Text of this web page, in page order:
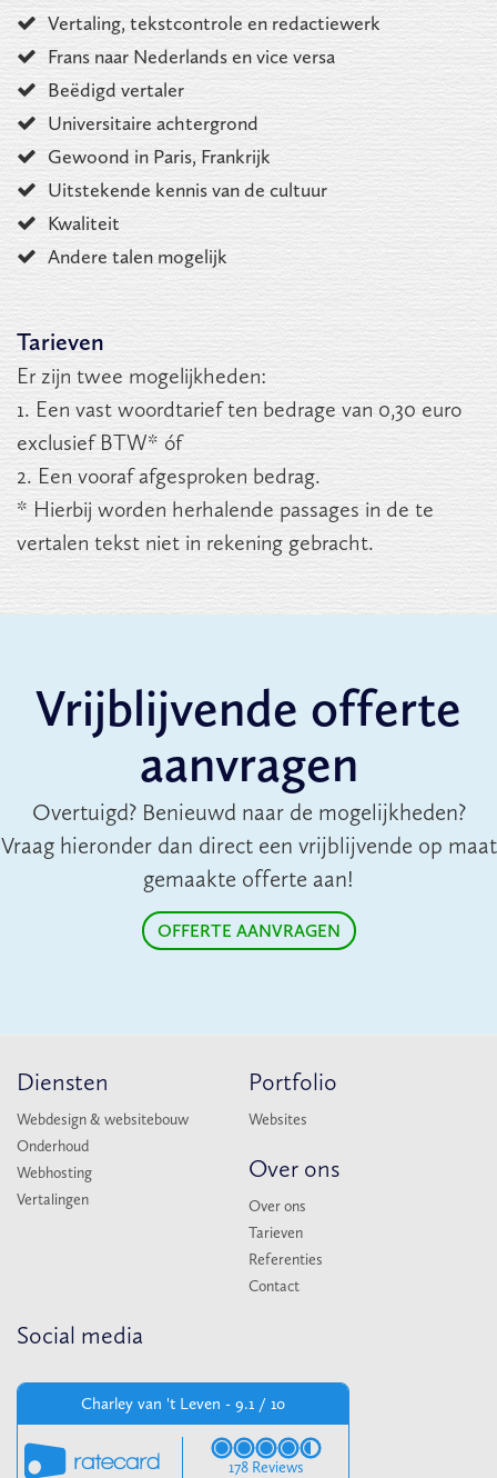
Vertaling, tekstcontrole en redactiewerk
Frans naar Nederlands en vice versa
Beëdigd vertaler
Universitaire achtergrond
Gewoond in Paris, Frankrijk
Uitstekende kennis van de cultuur
Kwaliteit
Andere talen mogelijk
Tarieven
Er zijn twee mogelijkheden:
1. Een vast woordtarief ten bedrage van 0,30 euro
exclusief BTW* óf
2. Een vooraf afgesproken bedrag.
* Hierbij worden herhalende passages in de te
vertalen tekst niet in rekening gebracht.
Vrijblijvende offerte
aanvragen
Overtuigd? Benieuwd naar de mogelijkheden?
Vraag hieronder dan direct een vrijblijvende op maat
gemaakte offerte aan!
OFFERTE AANVRAGEN
Diensten
Webdesign & websitebouw
Onderhoud
Webhosting
Vertalingen
Portfolio
Websites
Over ons
Over ons
Tarieven
Referenties
Contact
Social media
Charley van 't Leven - 9.1 / 10
178 Reviews